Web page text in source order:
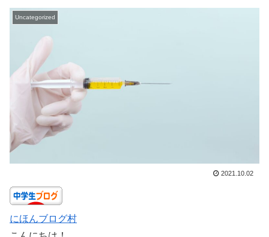
Uncategorized
2021.10.02
にほんブログ村